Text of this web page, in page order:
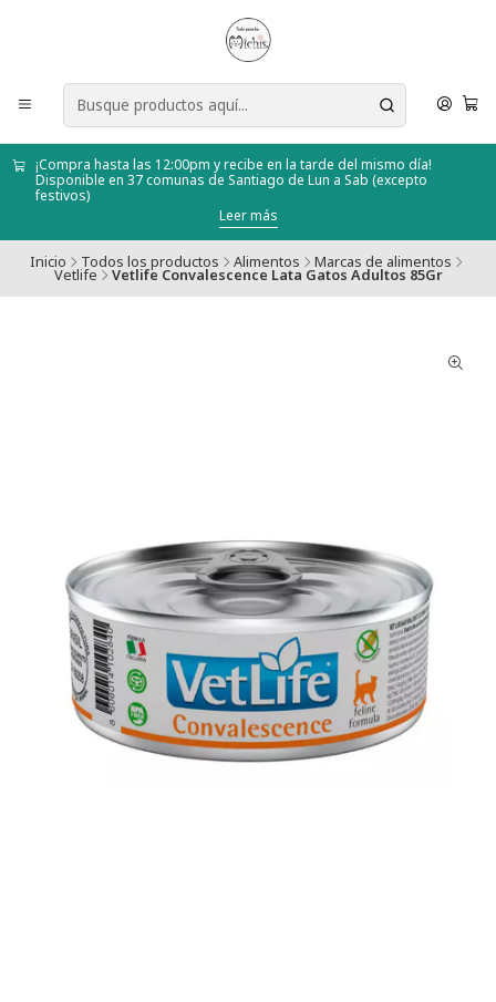
¡Compra hasta las 12:00pm y recibe en la tarde del mismo día!
Disponible en 37 comunas de Santiago de Lun a Sab (excepto
festivos)
Leer más
Inicio Todos los productos Alimentos Marcas de alimentos
Vetlife Vetlife Convalescence Lata Gatos Adultos 85Gr